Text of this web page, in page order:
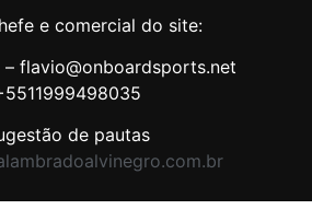
e comercial do site:
– flavio@onboardsports.net
de pautas